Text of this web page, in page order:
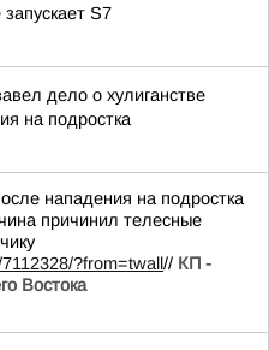
S7
дело о хулиганстве
на подростка
нападения на подростка
причинил телесные
?from=twall// КП -
Востока